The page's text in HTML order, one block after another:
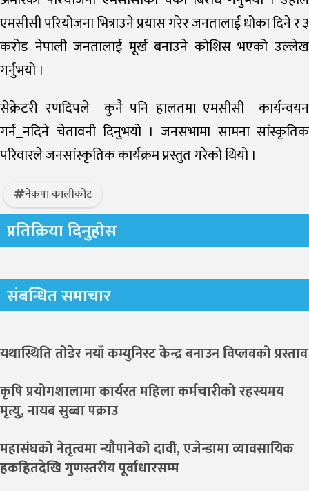
एमसीसी परियोजना भित्राउने प्रयास गरेर जनतालाई धोका दिने र ३
करोड नेपाली जनतालाई मूर्ख बनाउने कोशिस भएको उल्लेख
गर्नुभयो ।
सेक्रेटरी रणदिपले कुनै पनि हालतमा एमसीसी कार्यन्वयन
गर्न नदिने चेतावनी दिनुभयो । जनसभामा सामना सांस्कृतिक
परिवारले जनसांस्कृतिक कार्यक्रम प्रस्तुत गरेको थियो ।
नेकपा कालीकोट
प्रतिक्रिया दिनुहोस
संबन्धित समाचार
यथास्थिति तोडेर नयाँ कम्युनिस्ट केन्द्र बनाउन विप्लवको प्रस्ताव
कृषि प्रयोगशालामा कार्यरत महिला कर्मचारीको रहस्यमय
मृत्यु, नायब सुब्बा पक्राउ
महासंघको नेतृत्वमा न्यौपानेको दावी, एजेन्डामा व्यावसायिक
हकहितदेखि गुणस्तरीय पूर्वाधारसम्म